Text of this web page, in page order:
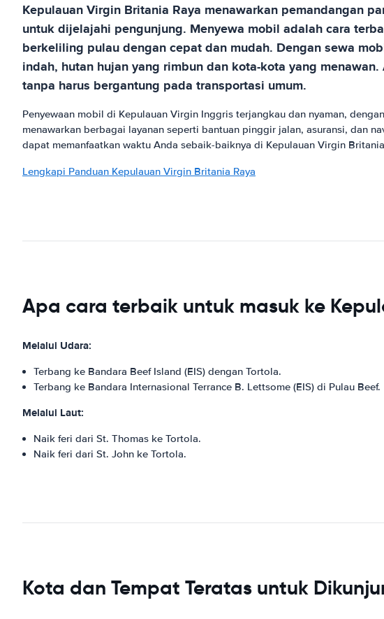
Kepulauan Virgin Britania Raya menawarkan pemandangan
untuk dijelajahi pengunjung. Menyewa mobil adalah cara
berkeliling pulau dengan cepat dan mudah. Dengan sewa
indah, hutan hujan yang rimbun dan kota-kota yang
tanpa harus bergantung pada transportasi umum.
Penyewaan mobil di Kepulauan Virgin Inggris terjangkau dan nyaman,
menawarkan berbagai layanan seperti bantuan pinggir jalan, asuransi, dan
dapat memanfaatkan waktu Anda sebaik-baiknya di Kepulauan Virgin
Lengkapi Panduan Kepulauan Virgin Britania Raya
Apa cara terbaik untuk masuk ke
Melalui Udara:
Terbang ke Bandara Beef Island (EIS) dengan Tortola.
Terbang ke Bandara Internasional Terrance B. Lettsome (EIS) di Pulau Beef.
Melalui Laut:
Naik feri dari St. Thomas ke Tortola.
Naik feri dari St. John ke Tortola.
Kota dan Tempat Teratas untuk